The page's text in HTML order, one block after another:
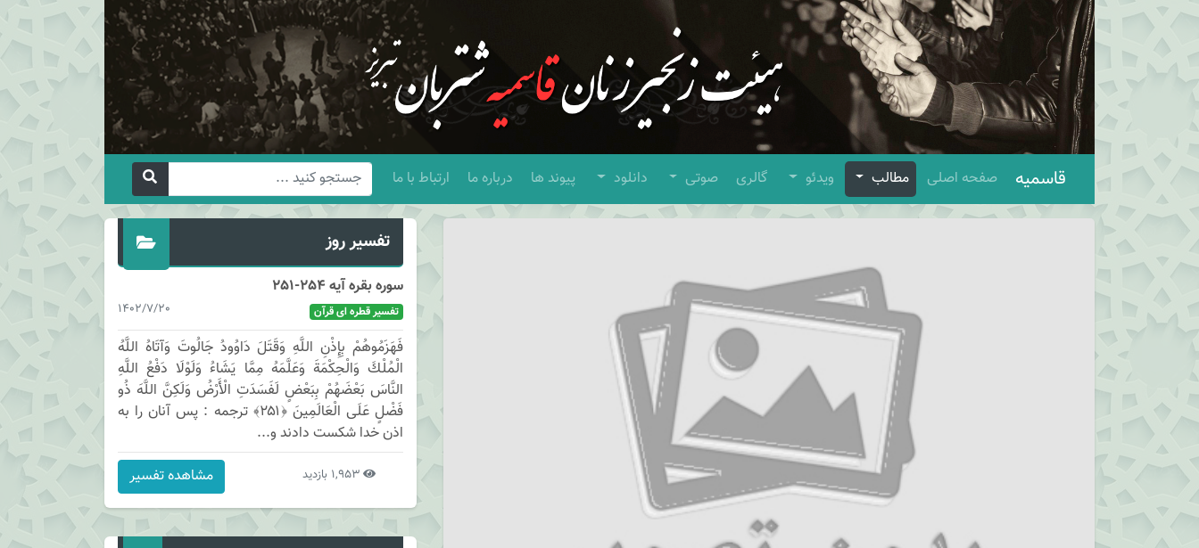
قاسمیه صفحه اصلی مطالب ویدئو گالری صوتی دانلود پیوند ها درباره ما ارتباط با ما
تفسیر روز
سوره بقره آیه 254-251
1402/7/20 تفسیر قطره ای قرآن
فَهَزَمُوهُمْ بِإِذْنِ اللَّهِ وَقَتَلَ دَاوُودُ جَالُوتَ وَآتَاهُ اللَّهُ
الْمُلْكَ وَالْحِكْمَةَ وَعَلَّمَهُ مِمَّا يَشَاءُ وَلَوْلَا دَفْعُ اللَّهِ
النَّاسَ بَعْضَهُمْ بِبَعْضٍ لَفَسَدَتِ الْأَرْضُ وَلَكِنَّ اللَّهَ ذُو
فَضْلٍ عَلَى الْعَالَمِينَ ﴿۲۵۱﴾ ترجمه : پس آنان را به
اذن خدا شكست دادند و...
1,953 بازدید مشاهده تفسیر